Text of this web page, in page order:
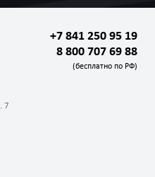
7
+7 841 250 95 19
8 800 707 69 88
(бесплатно по РФ)